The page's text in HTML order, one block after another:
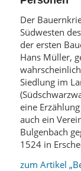
Der
Südwesten
der ersten
Hans Müller,
Siedlung im
eine
auch ein
Bulgenbach
1524 in
zum Artikel